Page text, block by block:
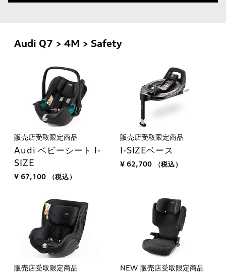
Audi Q7 > 4M > Safety
販売店受取限定商品
Audi ベビーシート I-
SIZE
¥ 67,100 （税込）
販売店受取限定商品
I-SIZEベース
¥ 62,700 （税込）
販売店受取限定商品 NEW 販売店受取限定商品